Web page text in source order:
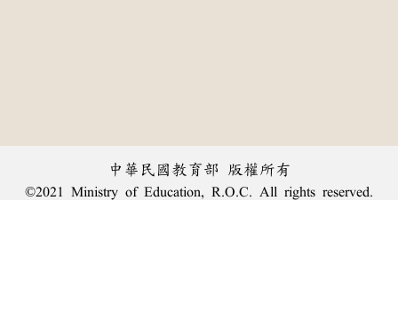
中華民國教育部 版權所有
©2021 Ministry of Education, R.O.C. All rights reserved.